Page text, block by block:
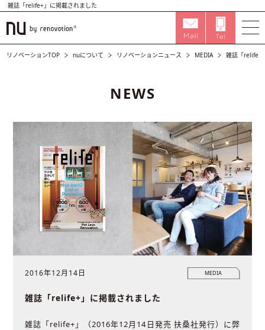
雑誌「relife+」に掲載されました
リノベーションTOP nuについて リノベーションニュース MEDIA 雑誌「relife+
NEWS
MEDIA
2016年12月14日
雑誌「relife+」に掲載されました
雑誌「relife+」（2016年12月14日発売 扶桑社発行）に弊